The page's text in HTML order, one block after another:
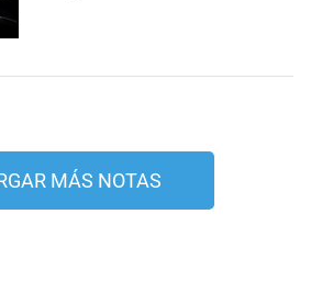
MÁS NOTAS